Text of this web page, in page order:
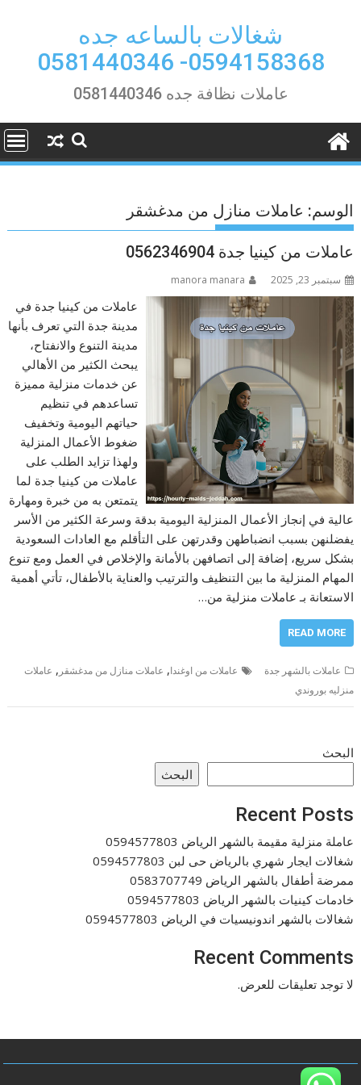
شغالات بالساعه جده
0594158368- 0581440346
عاملات نظافة جده 0581440346
الوسم: عاملات منازل من مدغشقر
عاملات من كينيا جدة 0562346904
سبتمبر 23, 2025 manora manara
عاملات من كينيا جدة في
مدينة جدة التي تعرف بأنها
مدينة التنوع والانفتاح،
يبحث الكثير من الأهالي
عن خدمات منزلية مميزة
تساعدهم في تنظيم
حياتهم اليومية وتخفيف
ضغوط الأعمال المنزلية
ولهذا تزايد الطلب على
عاملات من كينيا جدة لما
يتمتعن به من خبرة ومهارة
عالية في إنجاز الأعمال المنزلية اليومية بدقة وسرعة الكثير من الأسر
يفضلنهن بسبب انضباطهن وقدرتهن على التأقلم مع العادات السعودية
بشكل سريع، إضافة إلى اتصافهن بالأمانة والإخلاص في العمل ومع تنوع
المهام المنزلية ما بين التنظيف والترتيب والعناية بالأطفال، تأتي أهمية
الاستعانة بـ عاملات منزلية من…
READ MORE
عاملات بالشهر جدة عاملات من اوغندا, عاملات منازل من مدغشقر , عاملات
منزليه بوروندي
البحث
البحث
Recent Posts
عاملة منزلية مقيمة بالشهر الرياض 0594577803
شغالات ايجار شهري بالرياض حى لبن 0594577803
ممرضة أطفال بالشهر الرياض 0583707749
خادمات كينيات بالشهر الرياض 0594577803
شغالات بالشهر اندونيسيات في الرياض 0594577803
Recent Comments
لا توجد تعليقات للعرض.